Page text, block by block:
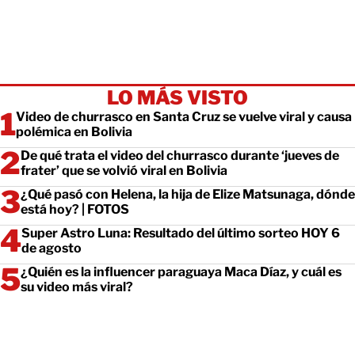
LO MÁS VISTO
Video de churrasco en Santa Cruz se vuelve viral y causa
polémica en Bolivia
De qué trata el video del churrasco durante ‘jueves de
frater’ que se volvió viral en Bolivia
¿Qué pasó con Helena, la hija de Elize Matsunaga, dónde
está hoy? | FOTOS
Super Astro Luna: Resultado del último sorteo HOY 6
de agosto
¿Quién es la influencer paraguaya Maca Díaz, y cuál es
su video más viral?